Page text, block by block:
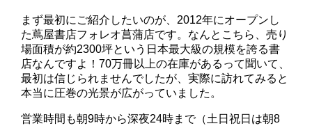
まず最初にご紹介したいのが、2012年にオープンし
た蔦屋書店フォレオ菖蒲店です。なんとこちら、売り
場面積が約2300坪という日本最大級の規模を誇る書
店なんですよ！70万冊以上の在庫があるって聞いて、
最初は信じられませんでしたが、実際に訪れてみると
本当に圧巻の光景が広がっていました。
営業時間も朝9時から深夜24時まで（土日祝日は朝8